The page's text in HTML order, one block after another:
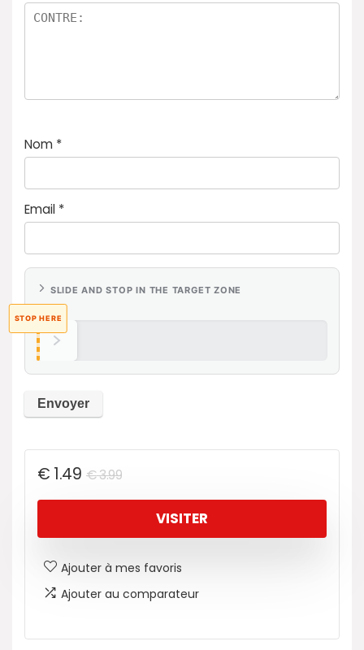
Nom *
Email *
SLIDE AND STOP IN THE TARGET ZONE
STOP HERE
€3.99
€ 1.49
VISITER
Ajouter à mes favoris
Ajouter au comparateur